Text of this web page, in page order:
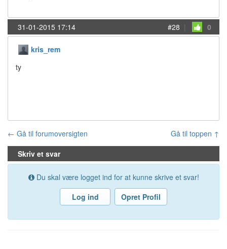
31-01-2015 17:14 #28 | 0
kris_rem
ty
← Gå til forumoversigten
Gå til toppen ↑
Skriv et svar
Du skal være logget ind for at kunne skrive et svar!
Log ind
Opret Profil